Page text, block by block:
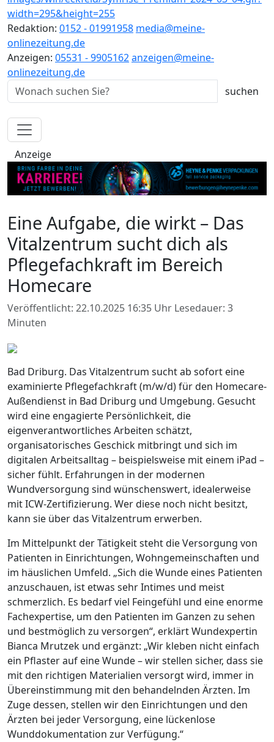
Redaktion: 0152 - 01991958 media@meine-
onlinezeitung.de
Anzeigen: 05531 - 9905162anzeigen@meine-
onlinezeitung.de
Anzeige
Eine Aufgabe, die wirkt – Das
Vitalzentrum sucht dich als
Pflegefachkraft im Bereich
Homecare
Veröffentlicht: 22.10.2025 16:35 Uhr Lesedauer: 3
Minuten
Bad Driburg. Das Vitalzentrum sucht ab sofort eine
examinierte Pflegefachkraft (m/w/d) für den Homecare-
Außendienst in Bad Driburg und Umgebung. Gesucht
wird eine engagierte Persönlichkeit, die
eigenverantwortliches Arbeiten schätzt,
organisatorisches Geschick mitbringt und sich im
digitalen Arbeitsalltag – beispielsweise mit einem iPad –
sicher fühlt. Erfahrungen in der modernen
Wundversorgung sind wünschenswert, idealerweise
mit ICW-Zertifizierung. Wer diese noch nicht besitzt,
kann sie über das Vitalzentrum erwerben.
Im Mittelpunkt der Tätigkeit steht die Versorgung von
Patienten in Einrichtungen, Wohngemeinschaften und
im häuslichen Umfeld. „Sich die Wunde eines Patienten
anzuschauen, ist etwas sehr Intimes und meist
schmerzlich. Es bedarf viel Feingefühl und eine enorme
Fachexpertise, um den Patienten im Ganzen zu sehen
und bestmöglich zu versorgen“, erklärt Wundexpertin
Bianca Mrutzek und ergänzt: „Wir kleben nicht einfach
ein Pflaster auf eine Wunde – wir stellen sicher, dass sie
mit den richtigen Materialien versorgt wird, immer in
Übereinstimmung mit den behandelnden Ärzten. Im
Zuge dessen, stellen wir den Einrichtungen und den
Ärzten bei jeder Versorgung, eine lückenlose
Wunddokumentation zur Verfügung.“